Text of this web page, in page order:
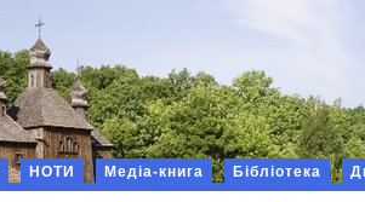
НОТИ Медіа-книга Бібліотека